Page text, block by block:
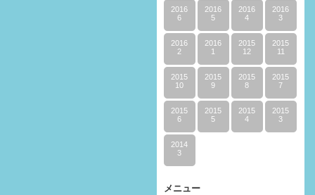
2016
6
2016
5
2016
4
2016
3
2016
2
2016
1
2015
12
2015
11
2015
10
2015
9
2015
8
2015
7
2015
6
2015
5
2015
4
2015
3
2014
3
メニュー